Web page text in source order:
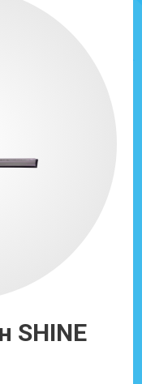
SHINE